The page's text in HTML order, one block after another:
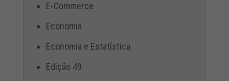
E-Commerce
Economia
Economia e Estatística
Edição 49